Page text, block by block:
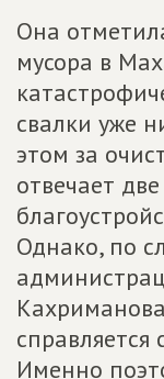
Она
мусора в
свалки уже
этом за
отвечает
Однако, по
справляется
Именно